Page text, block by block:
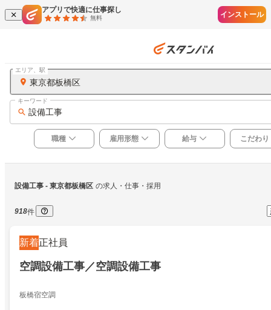
アプリで快適に仕事探し
無料 インストール
東京都板橋区
エリア、駅
設備工事
キーワード
職種 雇用形態 給与 こだわり
設備工事 - 東京都板橋区 の求人・仕事・採用
918件
新着正社員
空調設備工事／空調設備工事
板橋宿空調